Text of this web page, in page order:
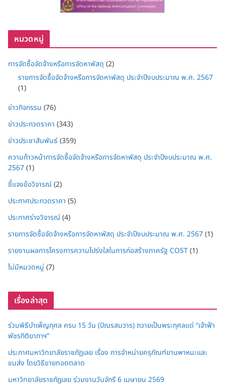
หมวดหมู่
การจัดซื้อจัดจ้างหรือการจัดหาพัสดุ (2)
รายการจัดซื้อจัดจ้างหรือการจัดหาพัสดุ ประจำปีงบประมาณ พ.ศ. 2567
(1)
ข่าวกิจกรรม (76)
ข่าวประกวดราคา (343)
ข่าวประชาสัมพันธ์(359)
ความก้าวหน้าการจัดซื้อจัดจ้างหรือการจัดหาพัสดุ ประจำปีงบประมาณ พ.ศ.
2567(1)
ชี้แจงข้อวิจารณ์(2)
ประกาศประกวดราคา (5)
ประกาศร่างวิจารณ์(4)
รายการจัดซื้อจัดจ้างหรือการจัดหาพัสดุ ประจำปีงบประมาณ พ.ศ. 2567(1)
รายงานผลการโครงการความโปร่งใสในการก่อสร้างภาครัฐ COST(1)
ไม่มีหมวดหมู่ (7)
เรื่องล่าสุด
ร่วมพิธีบำเพ็ญกุศล ครบ 15 วัน (ปัณรสมวาร) ถวายเป็นพระกุศลแด่ “เจ้าฟ้า
พัชรกิติยาภาฯ”
ประกาศมหาวิทยาลัยราชภัฏเลย เรื่อง การจำหน่ายครุภัณฑ์ยานพาหนะและ
ขนส่ง โดยวิธีขายทอดตลาด
มหาวิทยาลัยราชภัฏเลย ร่วมงานวันจักรี 6 เมษายน 2569